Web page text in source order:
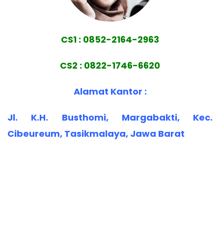
CS1 : 0852-2164-2963
CS2 : 0822-1746-6620
Alamat Kantor :
Jl. K.H. Busthomi, Margabakti, Kec.
Cibeureum, Tasikmalaya, Jawa Barat